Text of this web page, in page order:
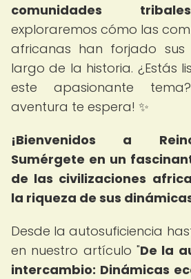
comunidades
exploraremos cómo las
africanas han forjado
largo de la historia. ¿Estás
este apasionante
aventura te espera! ✨
¡Bienvenidos a
Sumérgete en un
de las civilizaciones
la riqueza de sus
Desde la autosuficiencia
en nuestro artículo "De la
intercambio: Dinámicas